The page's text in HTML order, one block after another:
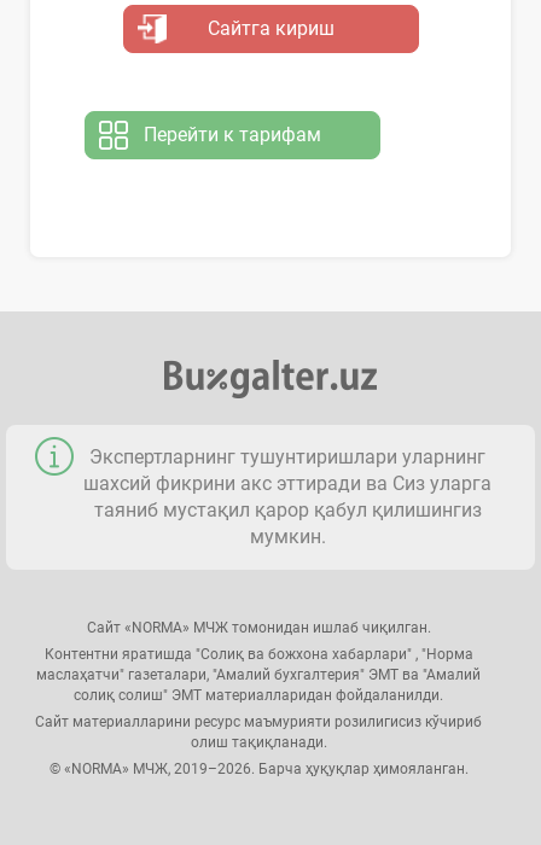
Сайтга кириш
Перейти к тарифам
Экспертларнинг тушунтиришлари уларнинг
шахсий фикрини акс эттиради ва Сиз уларга
таяниб мустақил қарор қабул қилишингиз
мумкин.
Сайт «NORMA» МЧЖ томонидан ишлаб чиқилган.
Контентни яратишда "Солиқ ва божхона хабарлари" , "Норма
маслаҳатчи" газеталари, "Амалий бухгалтерия" ЭМТ ва "Амалий
солиқ солиш" ЭМТ материалларидан фойдаланилди.
Сайт материалларини ресурс маъмурияти розилигисиз кўчириб
олиш тақиқланади.
© «NORMA» МЧЖ, 2019–2026. Барча ҳуқуқлар ҳимояланган.